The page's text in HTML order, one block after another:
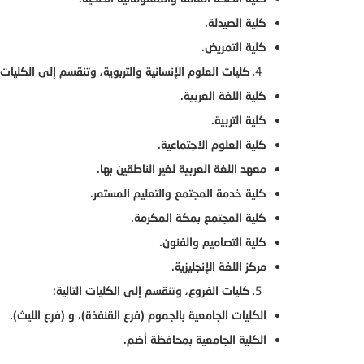
كلية الصيدلة.
كلية التمريض.
كليات العلوم الإنسانية والتربوية، وتنقسم إلى الكليات
كلية اللغة العربية.
كلية التربية.
كلية العلوم الاجتماعية.
معهد اللغة العربية لغير الناطقين بها.
كلية خدمة المجتمع والتعليم المستمر.
كلية المجتمع بمكة المكرمة.
كلية التصاميم والفنون.
مركز اللغة الإنجليزية.
كليات الفروع، وتنقسم إلى الكليات التالية:
الكليات الجامعية بالجموم (فرع القنفذة)، و (فرع الليث).
الكلية الجامعية بمحافظة أضم.